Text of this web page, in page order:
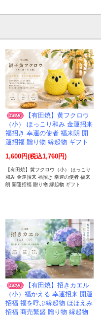
【有田焼】黄フクロウ
（小） ほっこり和み 金運招来
福招き 幸運の使者 福来朗 開
運招福 贈り物 縁起物 ギフト
1,600円(税込1,760円)
【有田焼】黄フクロウ（小） ほっこり
和み 金運招来 福招き 幸運の使者 福来
朗 開運招福 贈り物 縁起物 ギフト
【有田焼】招きカエル
（小）福かえる 幸運招来 開運
招福 福を呼ぶ縁起物 ほほえみ
招福 商売繁盛 贈り物 縁起物